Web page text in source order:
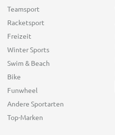
Teamsport
Racketsport
Freizeit
Winter Sports
Swim & Beach
Bike
Funwheel
Andere Sportarten
Top-Marken